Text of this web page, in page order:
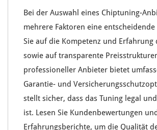
Bei der Auswahl eines Chiptuning-
mehrere Faktoren eine entscheidende
Sie auf die Kompetenz und Erfahrung
sowie auf transparente
professioneller Anbieter bietet
Garantie- und
stellt sicher, dass das Tuning legal
ist. Lesen Sie Kundenbewertungen und
Erfahrungsberichte, um die Qualität